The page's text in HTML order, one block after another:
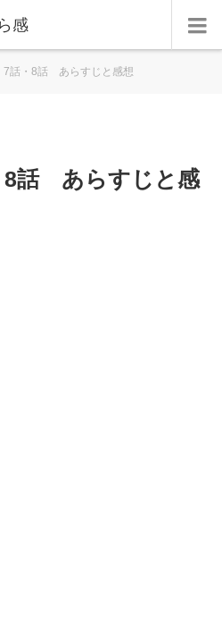
感
話・8話 あらすじと感想
話 あらすじと感